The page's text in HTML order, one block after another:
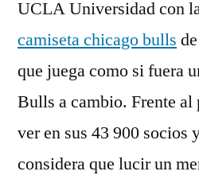
UCLA Universidad con
camiseta chicago bulls
que juega como si fuera
Bulls a cambio. Frente al
ver en sus 43 900 socios
considera que lucir un